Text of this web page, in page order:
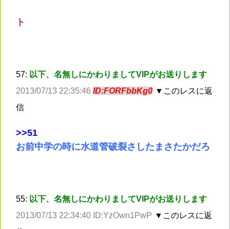
ト
57: 以下、名無しにかわりましてVIPがお送りします
2013/07/13 22:35:46 ID:FORFbbKg0 ▼このレスに返
信
>>51
お前中学の時に水道管破裂さしたまさたかだろ
55: 以下、名無しにかわりましてVIPがお送りします
2013/07/13 22:34:40 ID:YzOwn1PwP ▼このレスに返